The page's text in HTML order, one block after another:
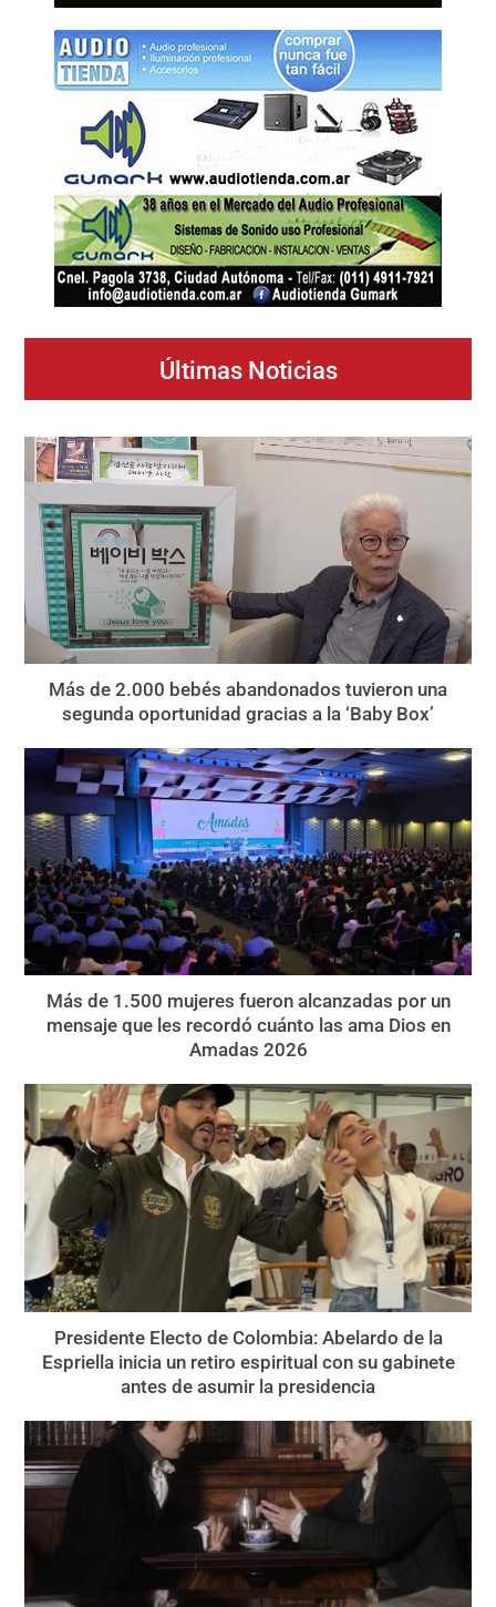
Últimas Noticias
Más de 2.000 bebés abandonados tuvieron una
segunda oportunidad gracias a la ‘Baby Box’
Más de 1.500 mujeres fueron alcanzadas por un
mensaje que les recordó cuánto las ama Dios en
Amadas 2026
Presidente Electo de Colombia: Abelardo de la
Espriella inicia un retiro espiritual con su gabinete
antes de asumir la presidencia